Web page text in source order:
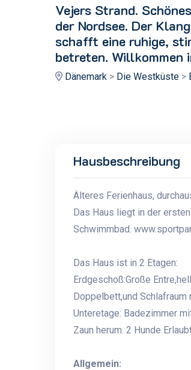
Vejers Strand.
der Nordsee. Der
schafft eine ruhige,
betreten. Willkommen
Dänemark > Die Westküste>
Hausbeschreibung
Älteres Ferienhaus,
Das Haus liegt in der
Schwimmbad.
Das Haus ist in 2 Etagen:
Erdgeschoß:Große
Doppelbett,und Schlafraum
Unteretage: Badezimmer
Zaun herum. 2 Hunde
Allgemein: